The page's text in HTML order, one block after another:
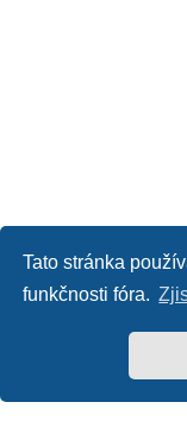
Tato stránka
funkčnosti fóra.